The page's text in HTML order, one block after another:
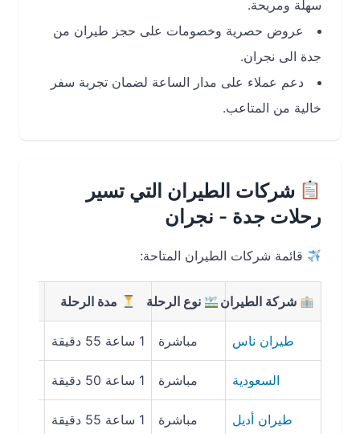
سهلة ومريحة.
عروض حصرية وخصومات على حجز طيران من
جدة الى نجران.
دعم عملاء على مدار الساعة لضمان تجربة سفر
خالية من المتاعب.
شركات الطيران التي تسير
رحلات جدة - نجران
قائمة شركات الطيران المتاحة:
شركة الطيران نوع الرحلة مدة الرحلة
طيران ناس مباشرة 1 ساعة 55 دقيقة 239 ريال سعودي
السعودية مباشرة 1 ساعة 50 دقيقة 300 ريال سعودي
طيران أديل مباشرة 1 ساعة 55 دقيقة 250 ريال سعودي